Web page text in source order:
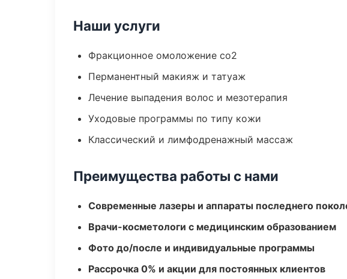
Наши услуги
Фракционное омоложение co2
Перманентный макияж и татуаж
Лечение выпадения волос и мезотерапия
Уходовые программы по типу кожи
Классический и лимфодренажный массаж
Преимущества работы с нами
Современные лазеры и аппараты последнего
Врачи-косметологи с медицинским образованием
Фото до/после и индивидуальные программы
Рассрочка 0% и акции для постоянных клиентов